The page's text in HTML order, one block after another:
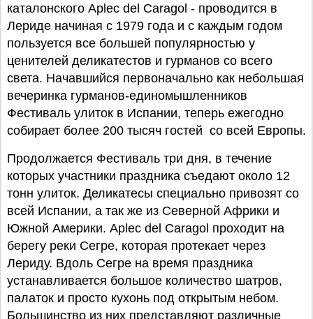
каталонского Aplec del Caragol - проводится в
Лериде начиная с 1979 года и с каждым годом
пользуется все большей популярностью у
ценителей деликатестов и гурманов со всего
света. Начавшийся первоначально как небольшая
вечеринка гурманов-единомышленников
Фестиваль улиток в Испании, теперь ежегодно
собирает более 200 тысяч гостей со всей Европы.
Продолжается Фестиваль три дня, в течение
которых участники праздника съедают около 12
тонн улиток. Деликатесы специально привозят со
всей Испании, а так же из Северной Африки и
Южной Америки. Aplec del Caragol проходит на
берегу реки Сегре, которая протекает через
Лериду. Вдоль Сегре на время праздника
устанавливается большое количество шатров,
палаток и просто кухонь под открытым небом.
Большинство из них представляют различные